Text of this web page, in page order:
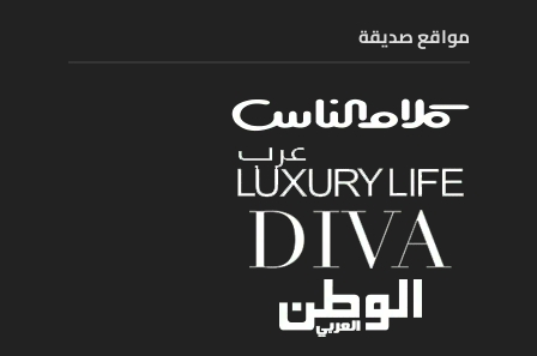
مواقع صديقة